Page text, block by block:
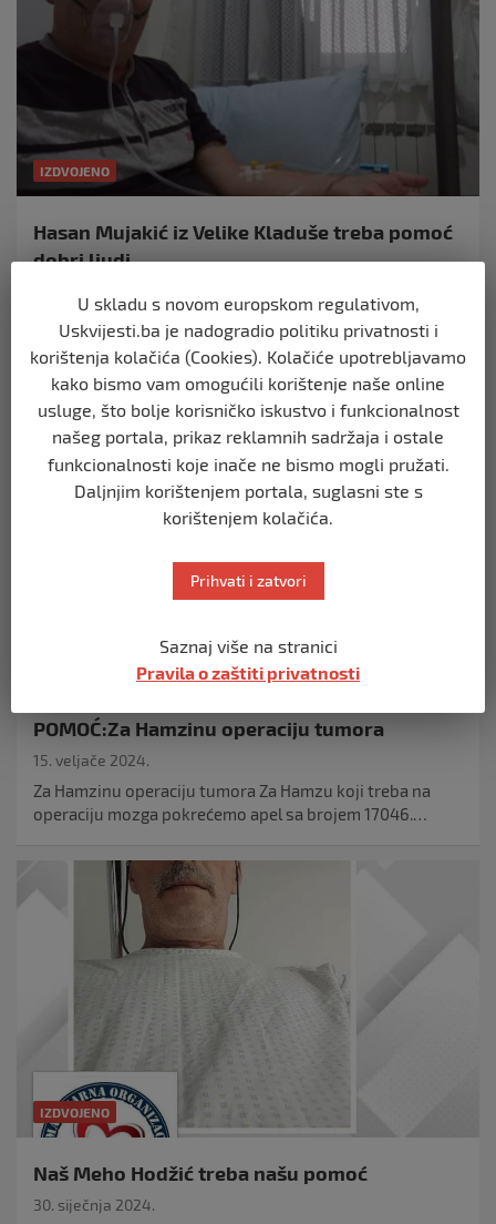
IZDVOJENO
Hasan Mujakić iz Velike Kladuše treba pomoć
dobri ljudi
Postovani Esalamu Alejkum Ovim putem se obracam za
pomoc koliko ste mogucnosti. Diagnoza bolesti
karcinom pluca…
POMOĆ:Za Hamzinu operaciju tumora
15. veljače 2024.
Za Hamzinu operaciju tumora Za Hamzu koji treba na
operaciju mozga pokrećemo apel sa brojem 17046.…
IZDVOJENO
Naš Meho Hodžić treba našu pomoć
30. siječnja 2024.
U skladu s novom europskom regulativom,
Uskvijesti.ba je nadogradio politiku privatnosti i
korištenja kolačića (Cookies). Kolačiće upotrebljavamo
kako bismo vam omogućili korištenje naše online
usluge, što bolje korisničko iskustvo i funkcionalnost
našeg portala, prikaz reklamnih sadržaja i ostale
funkcionalnosti koje inače ne bismo mogli pružati.
Daljnjim korištenjem portala, suglasni ste s
korištenjem kolačića.
Prihvati i zatvori
Saznaj više na stranici
Pravila o zaštiti privatnosti